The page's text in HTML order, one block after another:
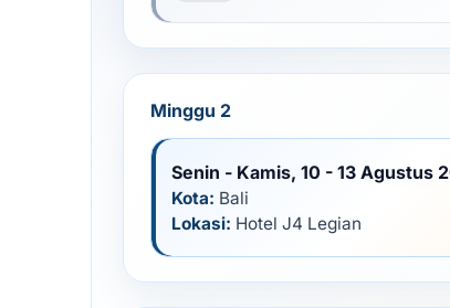
Minggu 2
Senin - Kamis, 10 - 13 Agustus
Kota: Bali
Lokasi: Hotel J4 Legian